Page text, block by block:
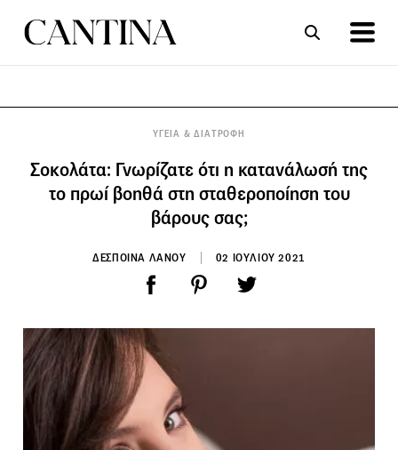
ΥΓΕΙΑ & ΔΙΑΤΡΟΦΗ
Σοκολάτα: Γνωρίζατε ότι η κατανάλωσή της
το πρωί βοηθά στη σταθεροποίηση του
βάρους σας;
ΔΕΣΠΟΙΝΑ ΛΑΝΟΥ 02 ΙΟΥΛΙΟΥ 2021